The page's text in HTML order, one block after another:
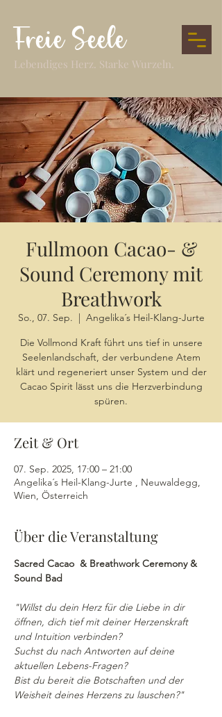
Freie Seele
Lebendiges Herz. Starke Wurzeln.
Fullmoon Cacao- &
Sound Ceremony mit
Breathwork
So., 07. Sep.
  |
Angelika´s Heil-Klang-Jurte
Die Vollmond Kraft führt uns tief in unsere
Seelenlandschaft, der verbundene Atem
klärt und regeneriert unser System und der
Cacao Spirit lässt uns die Herzverbindung
spüren.
Zeit & Ort
07. Sep. 2025, 17:00 – 21:00
Angelika´s Heil-Klang-Jurte , Neuwaldegg,
Wien, Österreich
Über die Veranstaltung
Sacred Cacao  & Breathwork Ceremony &
Sound Bad
"Willst du dein Herz für die Liebe in dir
öffnen, dich tief mit deiner Herzenskraft
und Intuition verbinden?
Suchst du nach Antworten auf deine
aktuellen Lebens-Fragen?
Bist du bereit die Botschaften und der
Weisheit deines Herzens zu lauschen?"